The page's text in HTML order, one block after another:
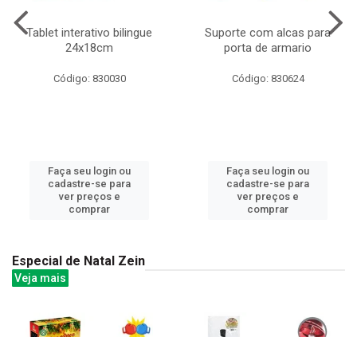
Tablet interativo bilingue
24x18cm
Código: 830030
Faça seu login ou
cadastre-se para
ver preços e
comprar
Suporte com alcas para
porta de armario
Código: 830624
Faça seu login ou
cadastre-se para
ver preços e
comprar
Especial de Natal Zein
Veja mais